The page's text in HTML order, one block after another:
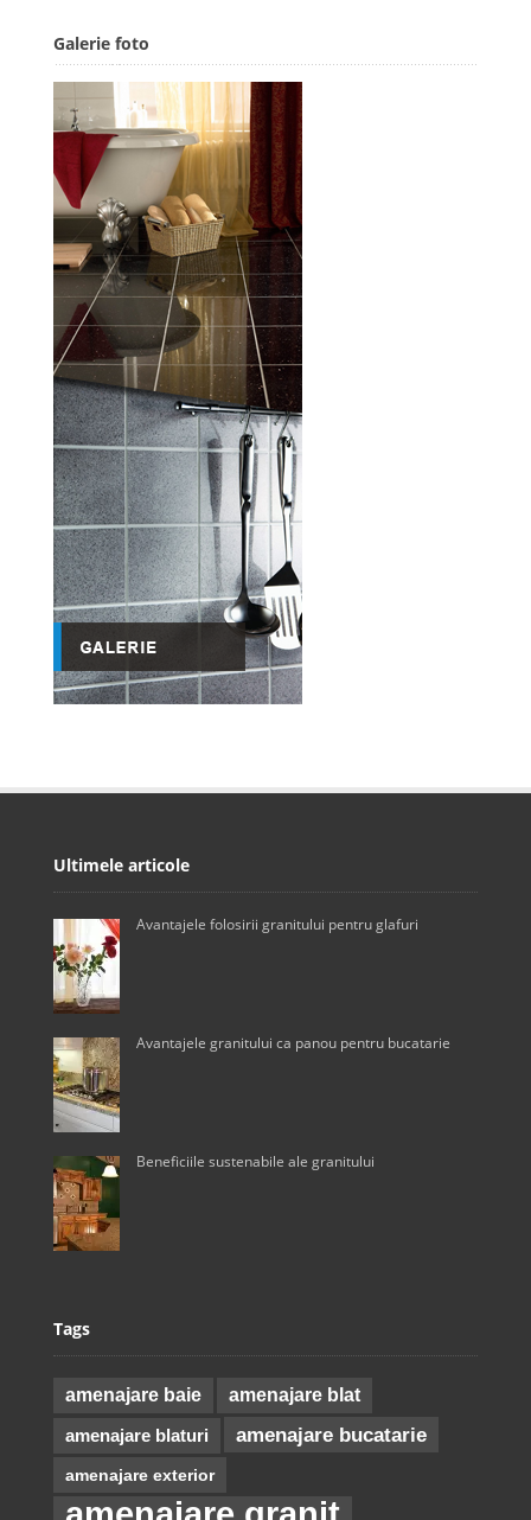
Galerie foto
Ultimele articole
Avantajele folosirii granitului pentru glafuri
Avantajele granitului ca panou pentru bucatarie
Beneficiile sustenabile ale granitului
Tags
amenajare baie amenajare blat
amenajare blaturi amenajare bucatarie
amenajare exterior